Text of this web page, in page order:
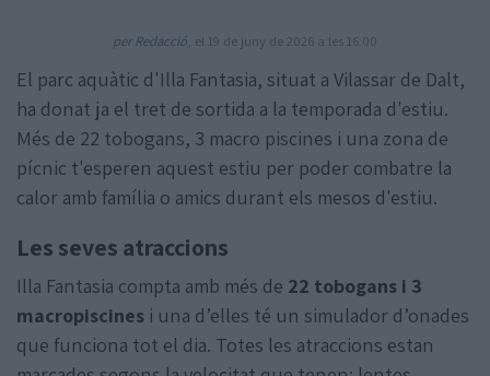
Amb la col·laboració de:
per Redacció , el 19 de juny de 2026 a les 16:00
El parc aquàtic d'Illa Fantasia, situat a Vilassar de Dalt,
ha donat ja el tret de sortida a la temporada d'estiu.
Més de 22 tobogans, 3 macro piscines i una zona de
pícnic t'esperen aquest estiu per poder combatre la
calor amb família o amics durant els mesos d'estiu.
Les seves atraccions
Illa Fantasia compta amb més de 22 tobogans i 3
macropiscines i una d’elles té un simulador d’onades
que funciona tot el dia. Totes les atraccions estan